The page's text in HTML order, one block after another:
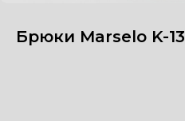
Брюки Marselo K-13